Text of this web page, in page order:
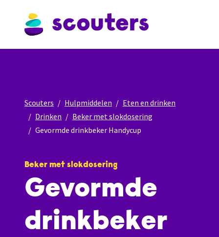
Scouters Hulpmiddelen
Eten en drinken
Drinken
Beker met slokdosering
Gevormde drinkbeker Handycup
Beker met slokdosering
Gevormde
drinkbeker